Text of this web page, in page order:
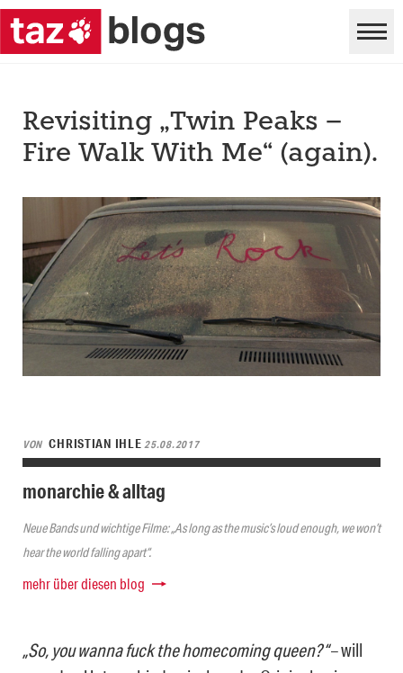
Revisiting „Twin Peaks –
Fire Walk With Me“ (again).
VON CHRISTIAN IHLE25.08.2017
monarchie & alltag
Neue Bands und wichtige Filme: „As long as the music’s loud enough, we won’t
hear the world falling apart“.
mehr über diesen blog
„So, you wanna fuck the homecoming queen?“– will